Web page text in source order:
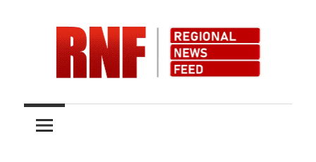
content
RNFnews.in
over
Quantity